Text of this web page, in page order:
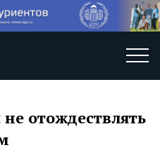
отождествлять